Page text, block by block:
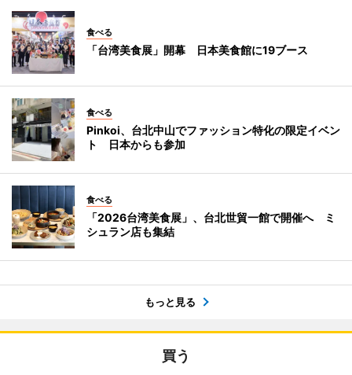
食べる
「台湾美食展」開幕 日本美食館に19ブース
食べる
Pinkoi、台北中山でファッション特化の限定イベン
ト 日本からも参加
食べる
「2026台湾美食展」、台北世貿一館で開催へ ミ
シュラン店も集結
もっと見る
買う